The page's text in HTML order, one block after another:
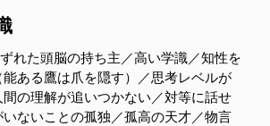
れた頭脳の持ち主／高い学識／知性を
ある鷹は爪を隠す）／思考レベルが
の理解が追いつかない／対等に話せ
ないことの孤独／孤高の天才／物言